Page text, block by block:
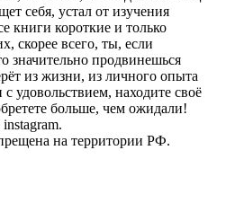
себя, устал от изучения
книги короткие и только
скорее всего, ты, если
значительно продвинешься
из жизни, из личного опыта
удовольствием, находите своё
больше, чем ожидали!
на территории РФ.